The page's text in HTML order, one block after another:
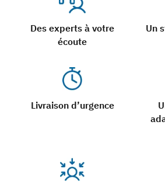
Des experts à votre
écoute
Un
Livraison d’urgence